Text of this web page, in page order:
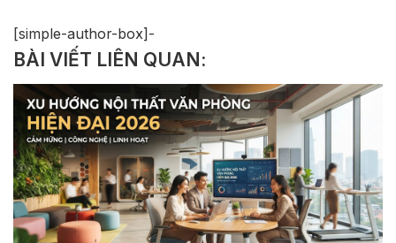
[simple-author-box]-
BÀI VIẾT LIÊN QUAN: